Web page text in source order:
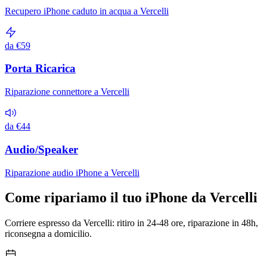
Recupero iPhone caduto in acqua a Vercelli
da €59
Porta Ricarica
Riparazione connettore a Vercelli
da €44
Audio/Speaker
Riparazione audio iPhone a Vercelli
Come ripariamo il tuo iPhone da Vercelli
Corriere espresso da Vercelli: ritiro in 24-48 ore, riparazione in 48h,
riconsegna a domicilio.